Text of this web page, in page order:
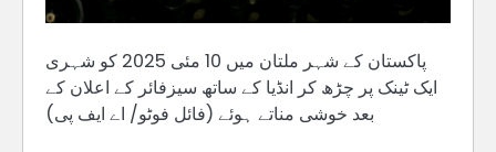
پاکستان کے شہر ملتان میں 10 مئی 2025 کو شہری
ایک ٹینک پر چڑھ کر انڈیا کے ساتھ سیزفائر کے اعلان کے
بعد خوشی مناتے ہوئے (فائل فوٹو/ اے ایف پی)